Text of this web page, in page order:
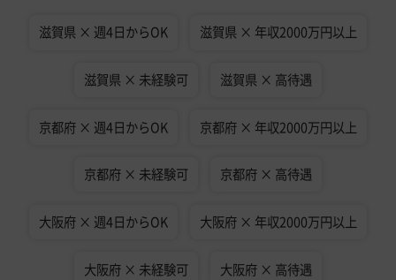
滋賀県 × 週4日からOK 滋賀県 × 年収2000万円以上
滋賀県 × 未経験可 滋賀県 × 高待遇
京都府 × 週4日からOK 京都府 × 年収2000万円以上
京都府 × 未経験可 京都府 × 高待遇
大阪府 × 週4日からOK 大阪府 × 年収2000万円以上
大阪府 × 未経験可 大阪府 × 高待遇